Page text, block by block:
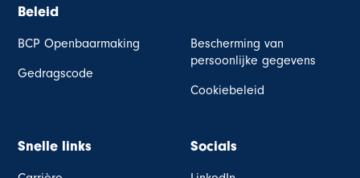
Snelle links
Beleid
BCP Openbaarmaking
Gedragscode
Bescherming van
persoonlijke gegevens
Cookiebeleid
Socials